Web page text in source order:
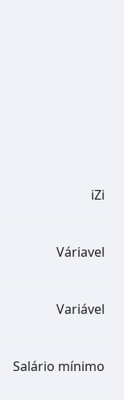
iZi
Váriavel
Variável
Salário mínimo